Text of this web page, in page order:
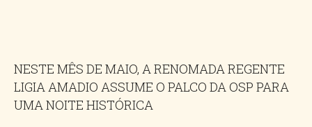
NESTE MÊS DE MAIO, A RENOMADA REGENTE
LIGIA AMADIO ASSUME O PALCO DA OSP PARA
UMA NOITE HISTÓRICA